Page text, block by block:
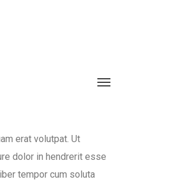
erat volutpat. Ut
dolor in hendrerit esse
tempor cum soluta